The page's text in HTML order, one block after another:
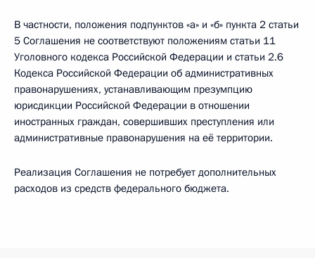
В частности, положения подпунктов «а» и «б» пункта 2 статьи
5 Соглашения не соответствуют положениям статьи 11
Уголовного кодекса Российской Федерации и статьи 2.6
Кодекса Российской Федерации об административных
правонарушениях, устанавливающим презумпцию
юрисдикции Российской Федерации в отношении
иностранных граждан, совершивших преступления или
административные правонарушения на её территории.
Реализация Соглашения не потребует дополнительных
расходов из средств федерального бюджета.